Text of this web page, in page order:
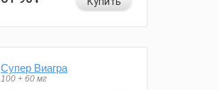
Супер Виагра
100 + 60 мг